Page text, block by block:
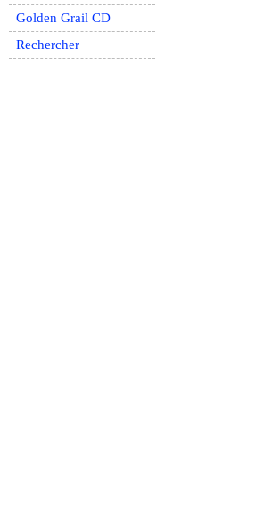
Golden Grail CD
Rechercher